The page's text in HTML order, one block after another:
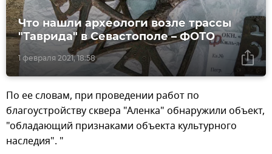
1 февраля 2021, 18:58
Что нашли археологи возле трассы
"Таврида" в Севастополе – ФОТО
По ее словам, при проведении работ по
благоустройству сквера "Аленка" обнаружили объект,
"обладающий признаками объекта культурного
наследия". "